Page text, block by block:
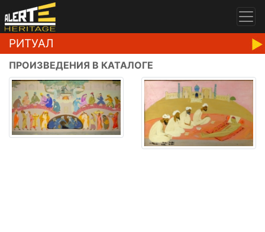
РИТУАЛ
ПРОИЗВЕДЕНИЯ В КАТАЛОГЕ